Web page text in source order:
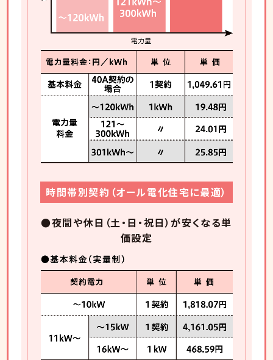
時間帯別契約（オール電化住宅に最適）
●夜間や休日（土・日・祝日）が安くなる単
価設定